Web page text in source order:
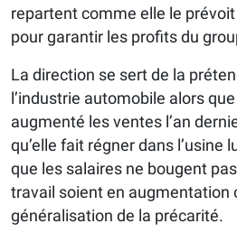
repartent comme elle le
pour garantir les profits du
La direction se sert de la
l’industrie automobile alors
augmenté les ventes l’an
qu’elle fait régner dans l’usine
que les salaires ne bougent
travail soient en augmentation
généralisation de la précarité.